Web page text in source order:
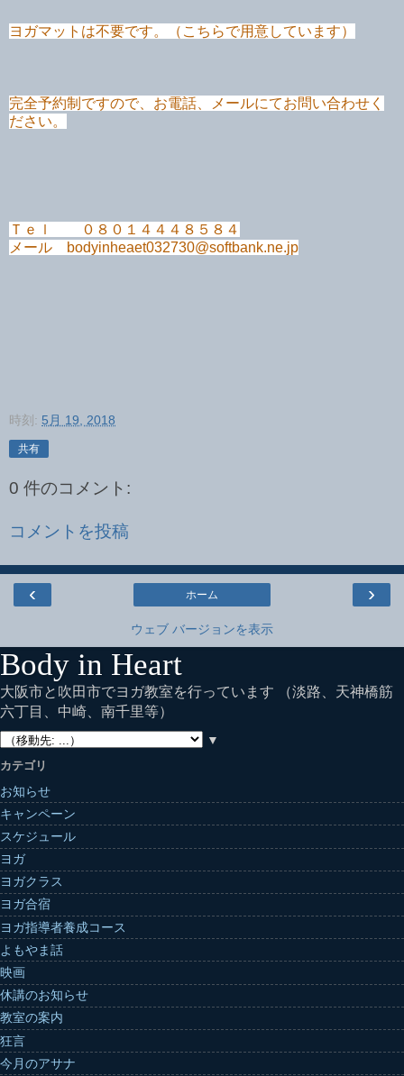
ヨガマットは不要です。（こちらで用意しています）
完全予約制ですので、お電話、メールにてお問い合わせく
ださい。
Ｔｅｌ ０８０１４４４８５８４
メール bodyinheaet032730@softbank.ne.jp
時刻: 5月 19, 2018
共有
0 件のコメント:
コメントを投稿
‹ ›
ホーム
ウェブ バージョンを表示
Body in Heart
大阪市と吹田市でヨガ教室を行っています （淡路、天神橋筋
六丁目、中崎、南千里等）
▼
カテゴリ
お知らせ
キャンペーン
スケジュール
ヨガ
ヨガクラス
ヨガ合宿
ヨガ指導者養成コース
よもやま話
映画
休講のお知らせ
教室の案内
狂言
今月のアサナ